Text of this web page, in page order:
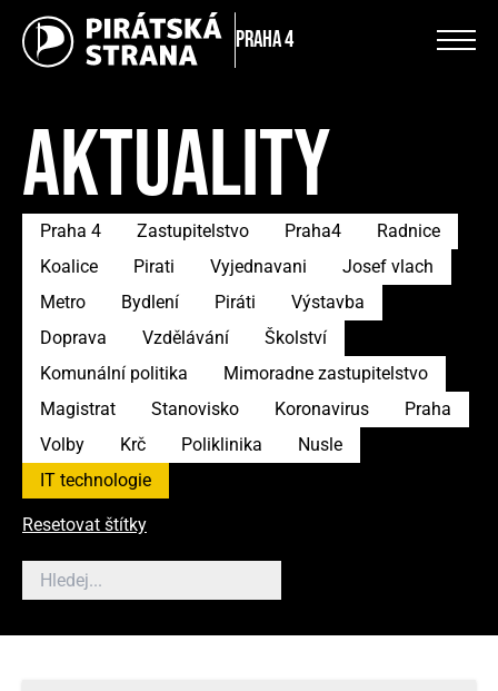
Praha 4
AKTUALITY
Praha 4 Zastupitelstvo Praha4
Radnice
Koalice
Pirati Vyjednavani
Josef vlach
Metro
Bydlení Piráti
Výstavba
Doprava
Vzdělávání
Školství
Komunální politika
Mimoradne zastupitelstvo
Magistrat
Stanovisko Koronavirus
Praha
Volby
Krč Poliklinika
Nusle
IT technologie
Resetovat štítky